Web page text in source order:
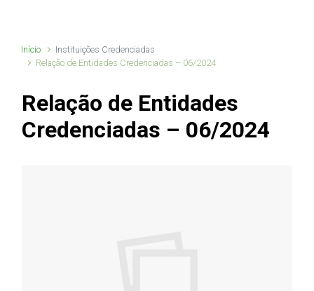
Início
Instituições Credenciadas
Relação de Entidades Credenciadas – 06/2024
Relação de Entidades
Credenciadas – 06/2024